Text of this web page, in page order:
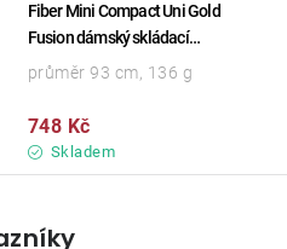
Fiber Mini Compact Uni Gold
Fusion dámský skládací
deštník
Skladem
748 Kč
průměr 93 cm, 136 g